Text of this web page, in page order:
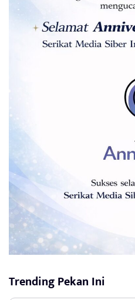
Trending Pekan Ini